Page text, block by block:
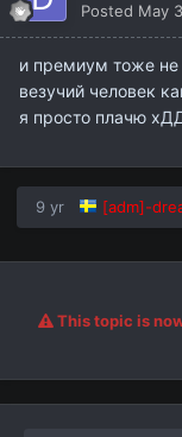
Posted May
и премиум тоже
везучий человек
я просто плачю
9 yr [adm]-
This topic is